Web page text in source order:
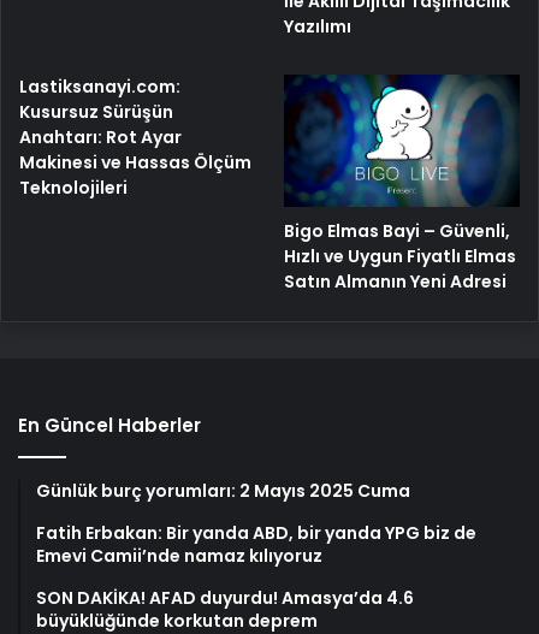
Yazılımı
Lastiksanayi.com:
Kusursuz Sürüşün
Anahtarı: Rot Ayar
Makinesi ve Hassas Ölçüm
Teknolojileri
Bigo Elmas Bayi – Güvenli,
Hızlı ve Uygun Fiyatlı Elmas
Satın Almanın Yeni Adresi
En Güncel Haberler
Günlük burç yorumları: 2 Mayıs 2025 Cuma
Fatih Erbakan: Bir yanda ABD, bir yanda YPG biz de
Emevi Camii’nde namaz kılıyoruz
SON DAKİKA! AFAD duyurdu! Amasya’da 4.6
büyüklüğünde korkutan deprem